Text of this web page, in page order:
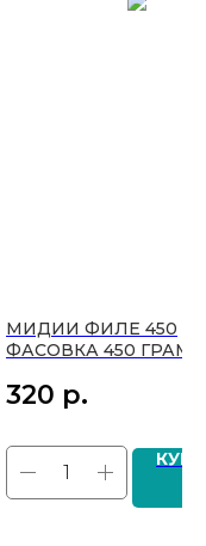
МИДИИ ФИЛЕ 450
ФАСОВКА 450
320 р.